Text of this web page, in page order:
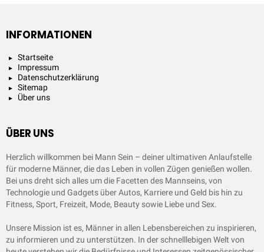
INFORMATIONEN
Startseite
Impressum
Datenschutzerklärung
Sitemap
Über uns
ÜBER UNS
Herzlich willkommen bei Mann Sein – deiner ultimativen Anlaufstelle
für moderne Männer, die das Leben in vollen Zügen genießen wollen.
Bei uns dreht sich alles um die Facetten des Mannseins, von
Technologie und Gadgets über Autos, Karriere und Geld bis hin zu
Fitness, Sport, Freizeit, Mode, Beauty sowie Liebe und Sex.
Unsere Mission ist es, Männer in allen Lebensbereichen zu inspirieren,
zu informieren und zu unterstützen. In der schnelllebigen Welt von